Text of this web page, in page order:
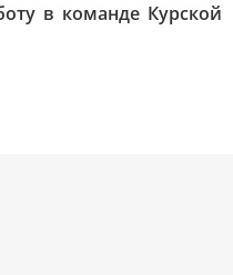
в команде Курской